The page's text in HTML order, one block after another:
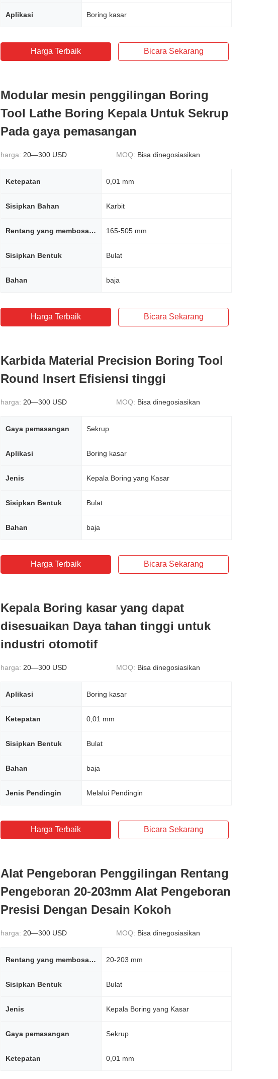
Aplikasi Boring kasar
Harga Terbaik Bicara Sekarang
Modular mesin penggilingan Boring
Tool Lathe Boring Kepala Untuk Sekrup
Pada gaya pemasangan
harga: 20—300 USD MOQ: Bisa dinegosiasikan
Ketepatan 0,01 mm
Sisipkan Bahan Karbit
Rentang yang membosankan 165-505 mm
Sisipkan Bentuk Bulat
Bahan baja
Harga Terbaik Bicara Sekarang
Karbida Material Precision Boring Tool
Round Insert Efisiensi tinggi
harga: 20—300 USD MOQ: Bisa dinegosiasikan
Gaya pemasangan Sekrup
Aplikasi Boring kasar
Jenis Kepala Boring yang Kasar
Sisipkan Bentuk Bulat
Bahan baja
Harga Terbaik Bicara Sekarang
Kepala Boring kasar yang dapat
disesuaikan Daya tahan tinggi untuk
industri otomotif
harga: 20—300 USD MOQ: Bisa dinegosiasikan
Aplikasi Boring kasar
Ketepatan 0,01 mm
Sisipkan Bentuk Bulat
Bahan baja
Jenis Pendingin Melalui Pendingin
Harga Terbaik Bicara Sekarang
Alat Pengeboran Penggilingan Rentang
Pengeboran 20-203mm Alat Pengeboran
Presisi Dengan Desain Kokoh
harga: 20—300 USD MOQ: Bisa dinegosiasikan
Rentang yang membosankan 20-203 mm
Sisipkan Bentuk Bulat
Jenis Kepala Boring yang Kasar
Gaya pemasangan Sekrup
Ketepatan 0,01 mm